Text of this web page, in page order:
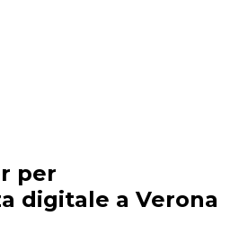
per
digitale a Verona